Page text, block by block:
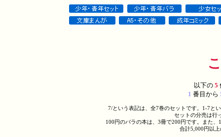
以下の5
1 番目から
7/という表記は、全7巻のセットです。1-7と
セットの分売は行
100円のバラの本は、3冊で200円です。また
合計5,000円以